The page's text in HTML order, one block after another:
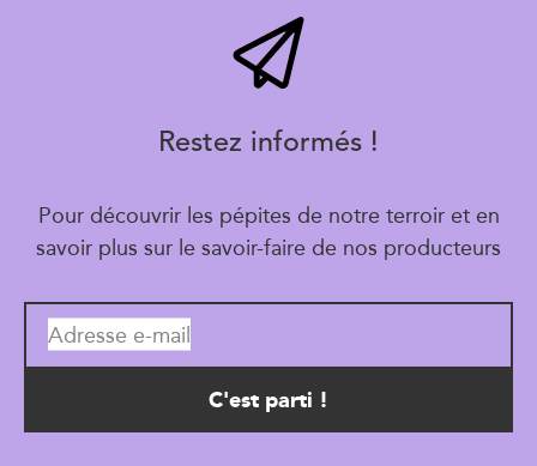
Restez informés !
Pour découvrir les pépites de notre terroir et en
savoir plus sur le savoir-faire de nos producteurs
Adresse e-mail